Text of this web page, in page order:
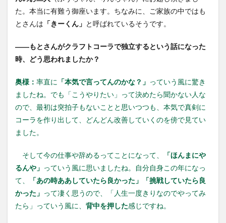
た。本当に有難う御座います。ちなみに、ご家族の中ではも
とさんは 「きーくん」 と呼ばれているそうです。
――もとさんがクラフトコーラで独立するという話になった
時、どう思われましたか？
奥様： 率直に 「本気で言ってんのかな？」 っていう風に驚き
ましたね。でも「こうやりたい」って決めたら聞かない人な
ので、最初は突拍子もないことと思いつつも、本気で真剣に
コーラを作り出して、どんどん改善していくのを傍で見てい
ました。
そして今の仕事や辞めるってことになって、
「ほんまにや
るんや」 っていう風に思いましたね。自分自身この年になっ
て、
「あの時ああしていたら良かった」「挑戦していたら良
かった」 って凄く思うので、「人生一度きりなのでやってみ
たら」っていう風に、 背中を押した感じですね。